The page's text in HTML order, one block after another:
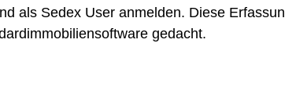
als Sedex User anmelden. Diese
gedacht.